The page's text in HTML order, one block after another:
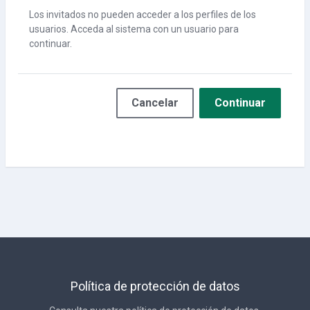
Los invitados no pueden acceder a los perfiles de los
usuarios. Acceda al sistema con un usuario para
continuar.
Cancelar Continuar
Política de protección de datos